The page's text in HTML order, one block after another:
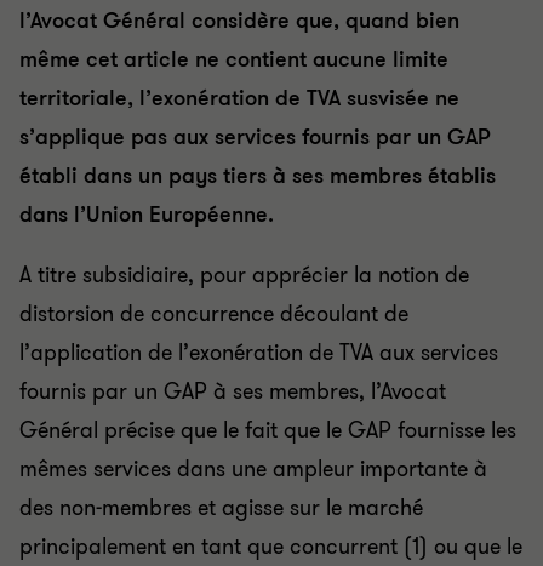
l’Avocat Général considère que, quand bien
même cet article ne contient aucune limite
territoriale, l’exonération de TVA susvisée ne
s’applique pas aux services fournis par un GAP
établi dans un pays tiers à ses membres établis
dans l’Union Européenne.
A titre subsidiaire, pour apprécier la notion de
distorsion de concurrence découlant de
l’application de l’exonération de TVA aux services
fournis par un GAP à ses membres, l’Avocat
Général précise que le fait que le GAP fournisse les
mêmes services dans une ampleur importante à
des non-membres et agisse sur le marché
principalement en tant que concurrent (1) ou que le